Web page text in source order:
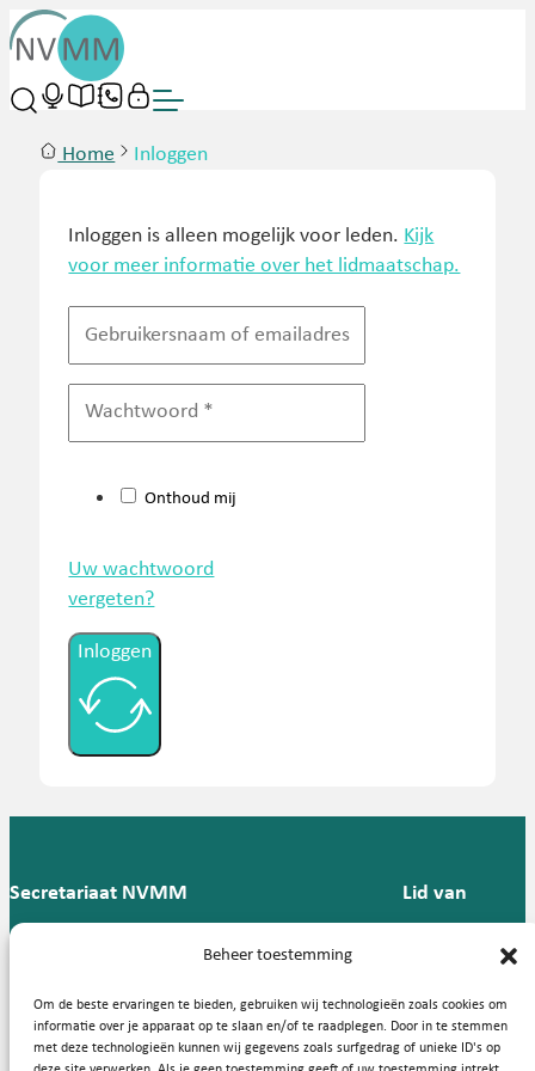
Beheer toestemming
Om de beste ervaringen te bieden, gebruiken wij technologieën zoals cookies om
informatie over je apparaat op te slaan en/of te raadplegen. Door in te stemmen
met deze technologieën kunnen wij gegevens zoals surfgedrag of unieke ID's op
Home Inloggen
Inloggen is alleen mogelijk voor leden. Kijk
voor meer informatie over het lidmaatschap.
Onthoud mij
Uw wachtwoord
vergeten?
Inloggen
Secretariaat NVMM
Groningen
T: 088 -
57
Lid van